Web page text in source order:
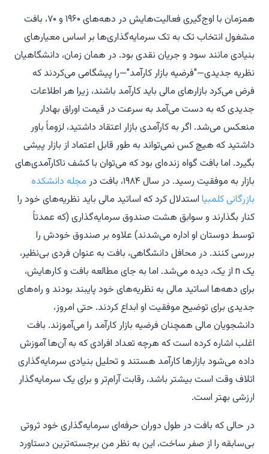
همزمان با اوج‌گیری فعالیت‌هایش در دهه‌های ۱۹۶۰ و ۷۰، بافت
مشغول انتخاب تک به تک سرمایه‌گذاری‌ها بر اساس معیارهای
بنیادی مانند سود و جریان نقدی بود. در همان زمان، دانشگاهیان
نظریه جدیدی—"فرضیه بازار کارآمد"—را پیشگامی می‌کردند که
فرض می‌کرد بازارهای مالی باید کارآمد باشند، زیرا هر اطلاعات
جدیدی که به دست می‌آمد به سرعت در قیمت اوراق بهادار
منعکس می‌شد. اگر به کارآمدی بازار اعتقاد داشتید، لزوماً باور
داشتید که هیچ کس نمی‌تواند به طور قابل اعتماد از بازار پیشی
بگیرد. اما بافت گواه زنده‌ای بود که می‌توان با کشف ناکارآمدی‌های
بازار به موفقیت رسید. در سال ۱۹۸۴، بافت در
مجله دانشکده
بازرگانی کلمبیا استدلال کرد که اساتید مالی باید نظریه‌های خود را
کنار بگذارند و سوابق هشت صندوق سرمایه‌گذاری (که عمدتاً
توسط دوستان او اداره می‌شدند) علاوه بر صندوق خودش را
بررسی کنند. در محافل دانشگاهی، بافت به عنوان فردی بی‌نظیر،
یک n از یک، دیده می‌شد. اما به جای مطالعه بافت و کارهایش،
برای دهه‌ها اساتید مالی به نظریه‌های خود پایبند بودند و راه‌های
جدیدی برای توضیح موفقیت او ابداع کردند. حتی امروز،
دانشجویان مالی همچنان فرضیه بازار کارآمد را می‌آموزند. بافت
اغلب اشاره کرده است که هرچه تعداد افرادی که به آن‌ها آموزش
داده می‌شود بازارها کارآمد هستند و تحلیل بنیادی سرمایه‌گذاری
اتلاف وقت است بیشتر باشد، رقابت آرام‌تر و برای یک سرمایه‌گذار
ارزشی بهتر است.
در حالی که بافت در طول دوران حرفه‌ای سرمایه‌گذاری خود ثروتی
بی‌سابقه را از صفر ساخت، این به نظر من برجسته‌ترین دستاورد